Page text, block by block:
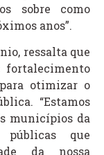
sobre como
anos”.
ressalta que
otimizar o
“Estamos
municípios da
públicas que
da nossa